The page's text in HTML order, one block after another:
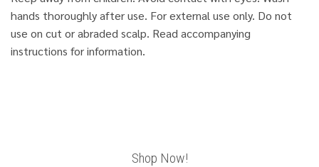
hands thoroughly after use. For external use only. Do not
use on cut or abraded scalp. Read accompanying
instructions for information.
Shop Now!